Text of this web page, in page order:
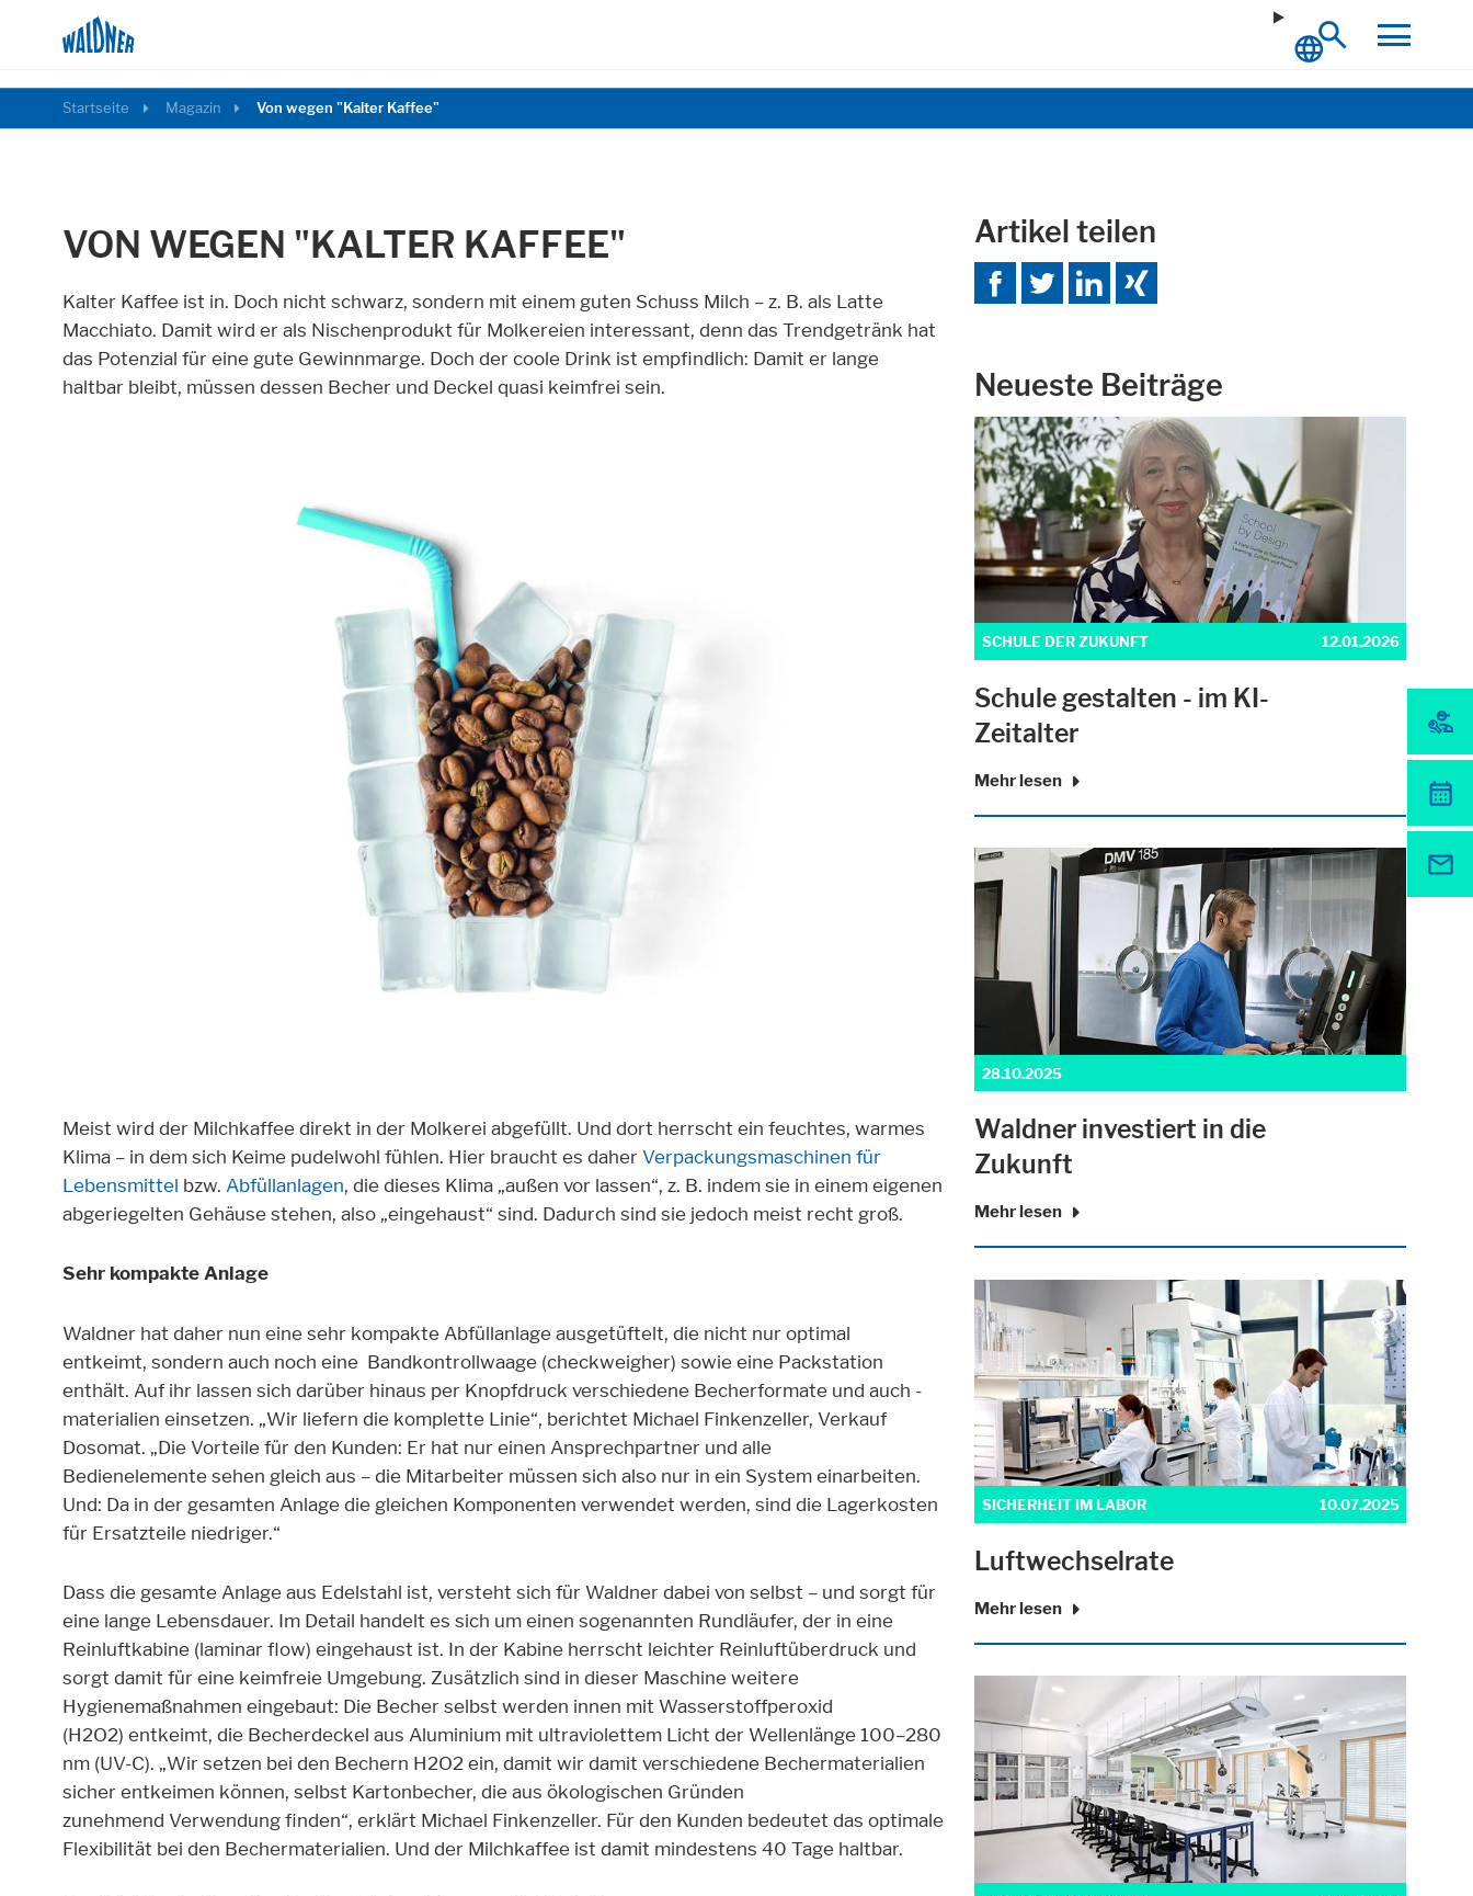
Startseite Magazin Von wegen "Kalter Kaffee"
VON WEGEN "KALTER KAFFEE"
Kalter Kaffee ist in. Doch nicht schwarz, sondern mit einem guten Schuss Milch – z. B. als Latte
Macchiato. Damit wird er als Nischenprodukt für Molkereien interessant, denn das Trendgetränk hat
das Potenzial für eine gute Gewinnmarge. Doch der coole Drink ist empfindlich: Damit er lange
haltbar bleibt, müssen dessen Becher und Deckel quasi keimfrei sein.
Meist wird der Milchkaffee direkt in der Molkerei abgefüllt. Und dort herrscht ein feuchtes, warmes
Klima – in dem sich Keime pudelwohl fühlen. Hier braucht es daher Verpackungsmaschinen für
Lebensmittel bzw. Abfüllanlagen, die dieses Klima „außen vor lassen“, z. B. indem sie in einem eigenen
abgeriegelten Gehäuse stehen, also „eingehaust“ sind. Dadurch sind sie jedoch meist recht groß.
Sehr kompakte Anlage
Waldner hat daher nun eine sehr kompakte Abfüllanlage ausgetüftelt, die nicht nur optimal
entkeimt, sondern auch noch eine Bandkontrollwaage (checkweigher) sowie eine Packstation
enthält. Auf ihr lassen sich darüber hinaus per Knopfdruck verschiedene Becherformate und auch -
materialien einsetzen. „Wir liefern die komplette Linie“, berichtet Michael Finkenzeller, Verkauf
Dosomat. „Die Vorteile für den Kunden: Er hat nur einen Ansprechpartner und alle
Bedienelemente sehen gleich aus – die Mitarbeiter müssen sich also nur in ein System einarbeiten.
Und: Da in der gesamten Anlage die gleichen Komponenten verwendet werden, sind die Lagerkosten
für Ersatzteile niedriger.“
Dass die gesamte Anlage aus Edelstahl ist, versteht sich für Waldner dabei von selbst – und sorgt für
eine lange Lebensdauer. Im Detail handelt es sich um einen sogenannten Rundläufer, der in eine
Reinluftkabine (laminar flow) eingehaust ist. In der Kabine herrscht leichter Reinluftüberdruck und
sorgt damit für eine keimfreie Umgebung. Zusätzlich sind in dieser Maschine weitere
Hygienemaßnahmen eingebaut: Die Becher selbst werden innen mit Wasserstoffperoxid
(H2O2) entkeimt, die Becherdeckel aus Aluminium mit ultraviolettem Licht der Wellenlänge 100–280
nm (UV-C). „Wir setzen bei den Bechern H2O2 ein, damit wir damit verschiedene Bechermaterialien
sicher entkeimen können, selbst Kartonbecher, die aus ökologischen Gründen
zunehmend Verwendung finden“, erklärt Michael Finkenzeller. Für den Kunden bedeutet das optimale
Flexibilität bei den Bechermaterialien. Und der Milchkaffee ist damit mindestens 40 Tage haltbar.
Artikel teilen
Neueste Beiträge
SCHULE DER ZUKUNFT 12.01.2026
Schule gestalten - im KI-
Zeitalter
Mehr lesen
28.10.2025
Waldner investiert in die
Zukunft
Mehr lesen
SICHERHEIT IM LABOR 10.07.2025
Luftwechselrate
Mehr lesen
Diese Cookies ermöglichen grundlegende Funktionen und sind für die einwandfreie Funktion der Website erforderlich.
Cookie Informationen anzeigen
Externe Inhalte
Beinhaltet Ressourcen, welche externe Inhalte auf der Website zur Verfügung stellen. Wie zum Beispiel YouTube, Instagram oder ähnliche Anbieter.
Cookie Informationen anzeigen
Marketing und Statistik
Statistik Cookies erfassen Informationen anonym. Diese Informationen helfen uns zu verstehen, wie unsere Besucher unsere Website nutzen.